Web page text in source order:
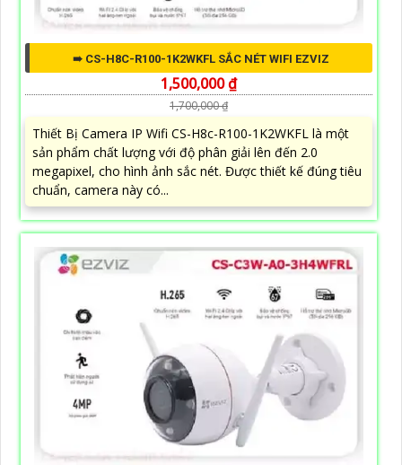
➠ CS-H8C-R100-1K2WKFL SẮC NÉT WIFI EZVIZ
1,500,000 ₫
1,700,000 ₫
Thiết Bị Camera IP Wifi CS-H8c-R100-1K2WKFL là một
sản phẩm chất lượng với độ phân giải lên đến 2.0
megapixel, cho hình ảnh sắc nét. Được thiết kế đúng tiêu
chuẩn, camera này có...